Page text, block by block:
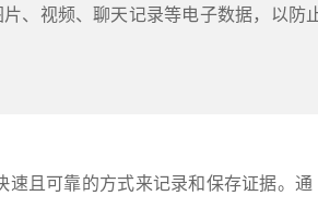
、视频、聊天记录等电子数据，以防
且可靠的方式来记录和保存证据。通